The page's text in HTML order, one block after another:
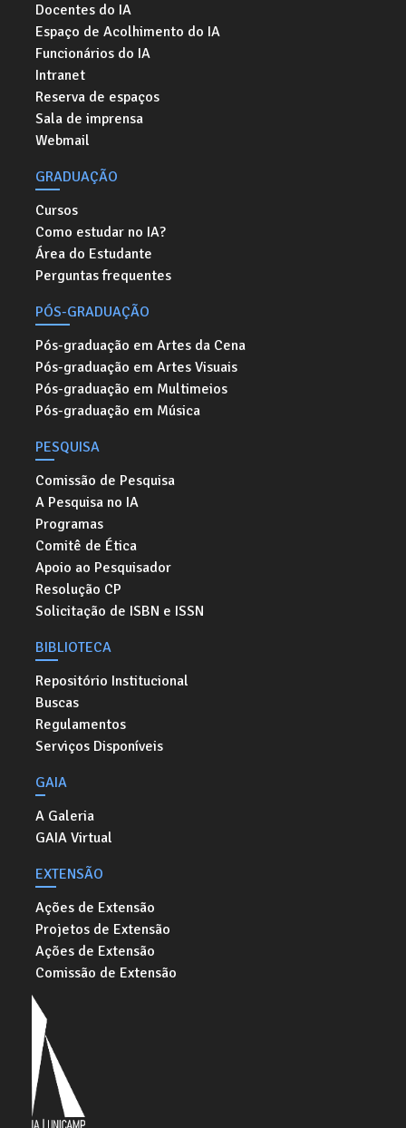
Docentes do IA
Espaço de Acolhimento do IA
Funcionários do IA
Intranet
Reserva de espaços
Sala de imprensa
Webmail
GRADUAÇÃO
Cursos
Como estudar no IA?
Área do Estudante
Perguntas frequentes
PÓS-GRADUAÇÃO
Pós-graduação em Artes da Cena
Pós-graduação em Artes Visuais
Pós-graduação em Multimeios
Pós-graduação em Música
PESQUISA
Comissão de Pesquisa
A Pesquisa no IA
Programas
Comitê de Ética
Apoio ao Pesquisador
Resolução CP
Solicitação de ISBN e ISSN
BIBLIOTECA
Repositório Institucional
Buscas
Regulamentos
Serviços Disponíveis
GAIA
A Galeria
GAIA Virtual
EXTENSÃO
Ações de Extensão
Projetos de Extensão
Ações de Extensão
Comissão de Extensão